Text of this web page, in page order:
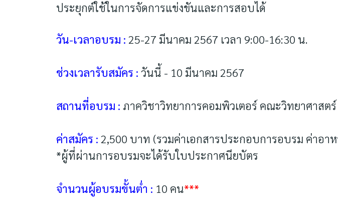
ประยุกต์ใช้ในการจัดการแข่งขันและการสอบได้
วัน-เวลาอบรม : 25-27 มีนาคม 2567 เวลา 9:00-16:30 น.
ช่วงเวลารับสมัคร : วันนี้ - 10 มีนาคม 2567
สถานที่อบรม : ภาควิชาวิทยาการคอมพิวเตอร์ คณะวิทยาศาสต
ค่าสมัคร : 2,500 บาท (รวมค่าเอกสารประกอบการอบรม ค่าอา
*ผู้ที่ผ่านการอบรมจะได้รับใบประกาศนียบัตร
จำนวนผู้อบรมขั้นต่ำ : 10 คน***